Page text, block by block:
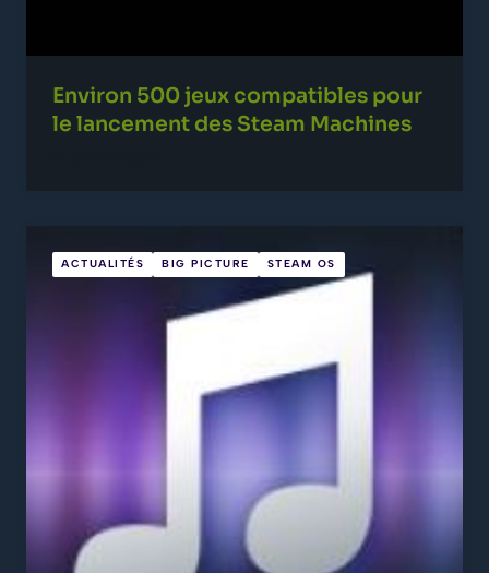
Environ 500 jeux compatibles pour
le lancement des Steam Machines
ACTUALITÉS BIG PICTURE STEAM OS